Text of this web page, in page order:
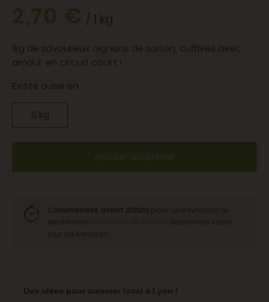
2,70 €/ 1 kg
1kg de savoureux oignons de saison, cultivés avec
amour en circuit court !
Existe aussi en :
5 kg
Ajouter au panier
Des idées pour cuisiner local à Lyon !